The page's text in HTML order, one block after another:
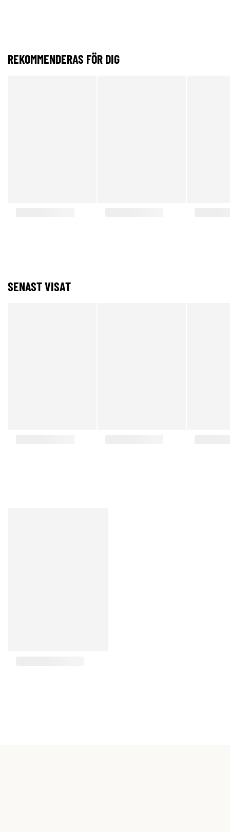
REKOMMENDERAS FÖR DIG
SENAST VISAT